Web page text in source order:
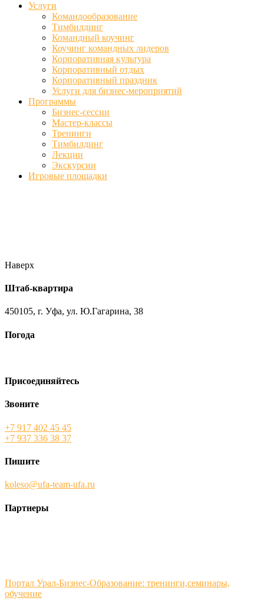
Услуги
Командообразование
Тимбилдинг
Командный коучинг
Коучинг командных лидеров
Корпоративная культура
Корпоративный отдых
Корпоративный праздник
Услуги для бизнес-мероприятий
Программы
Бизнес-сессии
Мастер-классы
Тренинги
Тимбилдинг
Лекции
Экскурсии
Игровые площадки
Наверх
Штаб-квартира
450105, г. Уфа, ул. Ю.Гагарина, 38
Погода
Присоединяйтесь
Звоните
+7 917 402 45 45
+7 937 336 38 37
Пишите
koleso@ufa-team-ufa.ru
Партнеры
Портал Урал-Бизнес-Образование: тренинги,семинары,
обучение